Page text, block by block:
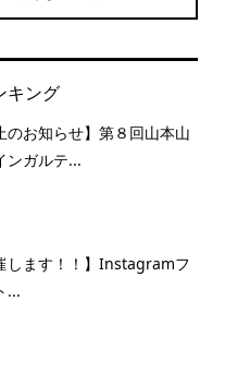
キング
のお知らせ】第８回山本山
ンガルテ...
します！！】Instagramフ
...